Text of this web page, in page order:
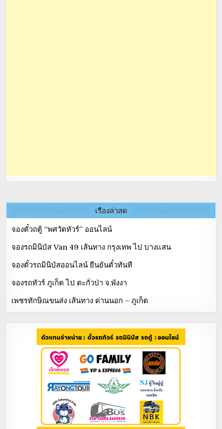
เรื่องล่าสุด
จองตั๋วถตู้ “พศวัตทัวร์” ออนไลน์
จองรถมินิบัส Van 49 เส้นทาง กรุงเทพ ไป บางแสน
จองตั๋วรถมินิบัสออนไลน์ ยืนยันตั๋วทันที
จองรถทัวร์ ภูเก็ต ไป ตะกั่วป่า จ.พังงา
เพชรทักษิณขนส่ง เส้นทาง ด่านนอก – ภูเก็ต